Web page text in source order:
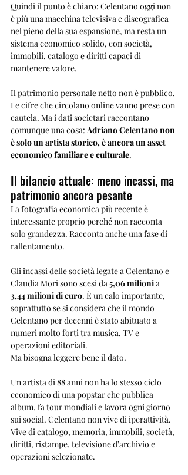
Quindi il punto è chiaro: Celentano oggi non
è più una macchina televisiva e discografica
nel pieno della sua espansione, ma resta un
sistema economico solido, con società,
immobili, catalogo e diritti capaci di
mantenere valore.
Il patrimonio personale netto non è pubblico.
Le cifre che circolano online vanno prese con
cautela. Ma i dati societari raccontano
comunque una cosa: Adriano Celentano non
è solo un artista storico, è ancora un asset
economico familiare e culturale.
Il bilancio attuale: meno incassi, ma
patrimonio ancora pesante
La fotografia economica più recente è
interessante proprio perché non racconta
solo grandezza. Racconta anche una fase di
rallentamento.
Gli incassi delle società legate a Celentano e
Claudia Mori sono scesi da 5,06 milioni a
3,44 milioni di euro. È un calo importante,
soprattutto se si considera che il mondo
Celentano per decenni è stato abituato a
numeri molto forti tra musica, TV e
operazioni editoriali.
Ma bisogna leggere bene il dato.
Un artista di 88 anni non ha lo stesso ciclo
economico di una popstar che pubblica
album, fa tour mondiali e lavora ogni giorno
sui social. Celentano non vive di iperattività.
Vive di catalogo, memoria, immobili, società,
diritti, ristampe, televisione d’archivio e
operazioni selezionate.